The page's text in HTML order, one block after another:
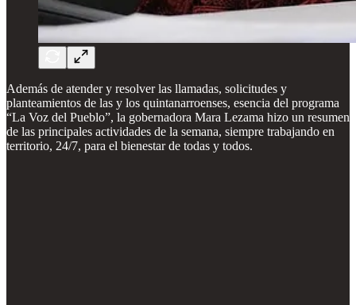
Además de atender y resolver las llamadas, solicitudes y
planteamientos de las y los quintanarroenses, esencia del programa
“La Voz del Pueblo”, la gobernadora Mara Lezama hizo un resumen
de las principales actividades de la semana, siempre trabajando en
territorio, 24/7, para el bienestar de todas y todos.